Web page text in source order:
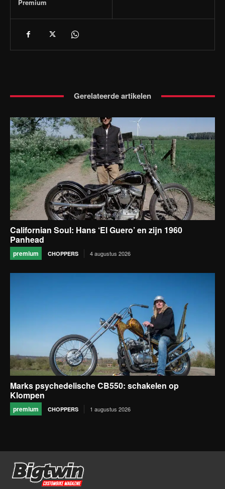
Premium
Gerelateerde artikelen
Californian Soul: Hans ‘El Guero’ en zijn 1960
Panhead
premium CHOPPERS 4 augustus 2026
Marks psychedelische CB550: schakelen op
Klompen
premium CHOPPERS 1 augustus 2026